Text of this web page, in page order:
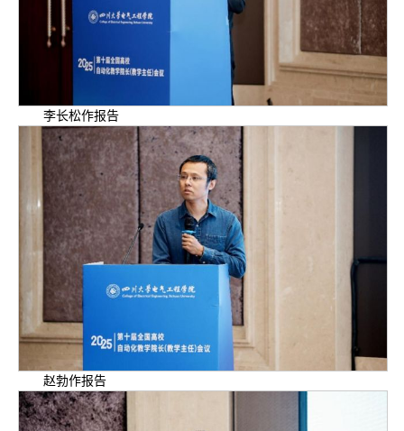
李长松作报告
赵勃作报告